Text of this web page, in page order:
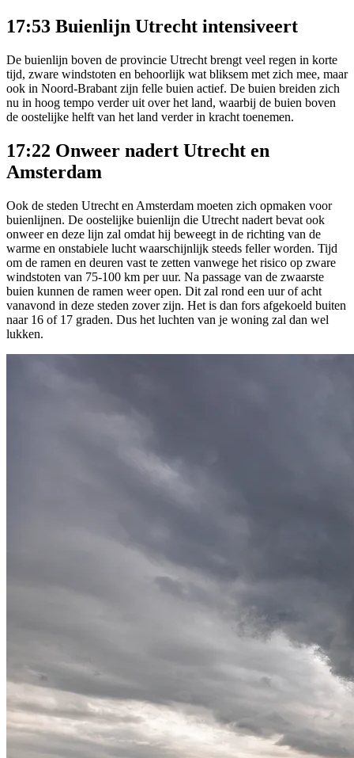
17:53 Buienlijn Utrecht intensiveert
De buienlijn boven de provincie Utrecht brengt veel regen in korte
tijd, zware windstoten en behoorlijk wat bliksem met zich mee, maar
ook in Noord-Brabant zijn felle buien actief. De buien breiden zich
nu in hoog tempo verder uit over het land, waarbij de buien boven
de oostelijke helft van het land verder in kracht toenemen.
17:22 Onweer nadert Utrecht en
Amsterdam
Ook de steden Utrecht en Amsterdam moeten zich opmaken voor
buienlijnen. De oostelijke buienlijn die Utrecht nadert bevat ook
onweer en deze lijn zal omdat hij beweegt in de richting van de
warme en onstabiele lucht waarschijnlijk steeds feller worden. Tijd
om de ramen en deuren vast te zetten vanwege het risico op zware
windstoten van 75-100 km per uur. Na passage van de zwaarste
buien kunnen de ramen weer open. Dit zal rond een uur of acht
vanavond in deze steden zover zijn. Het is dan fors afgekoeld buiten
naar 16 of 17 graden. Dus het luchten van je woning zal dan wel
lukken.